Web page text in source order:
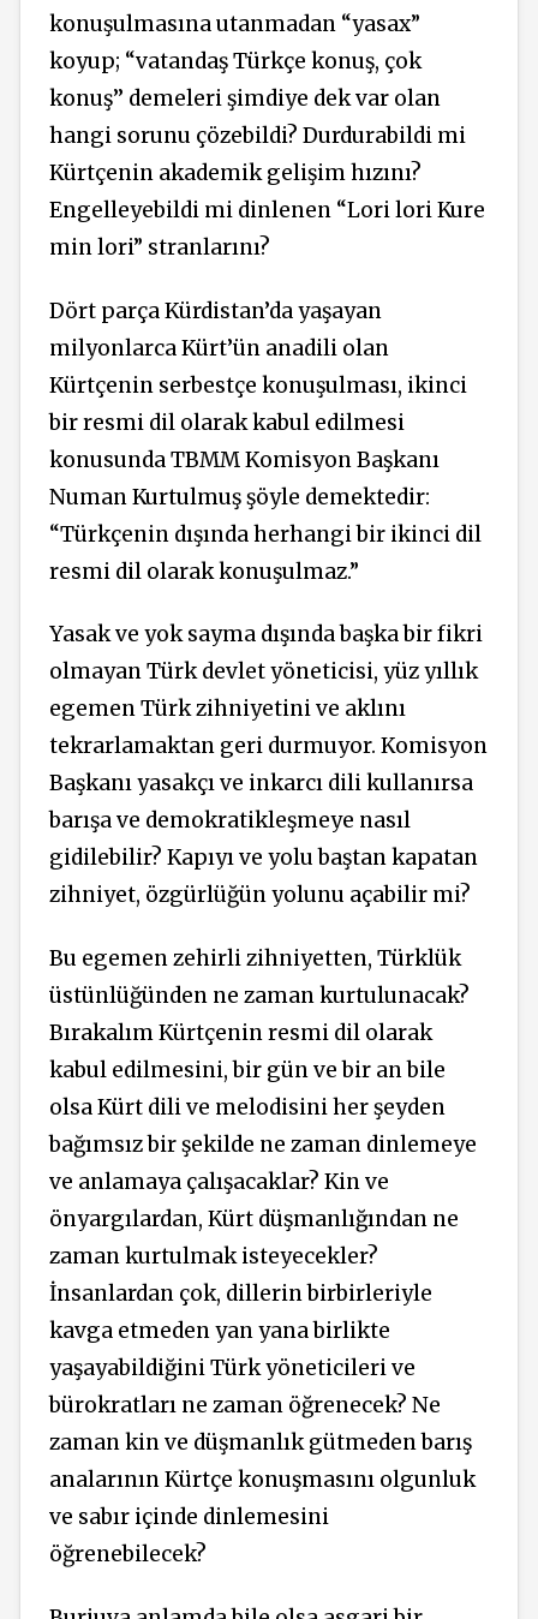
konuşulmasına utanmadan “yasax”
koyup; “vatandaş Türkçe konuş, çok
konuş’’ demeleri şimdiye dek var olan
hangi sorunu çözebildi? Durdurabildi mi
Kürtçenin akademik gelişim hızını?
Engelleyebildi mi dinlenen “Lori lori Kure
min lori” stranlarını?
Dört parça Kürdistan’da yaşayan
milyonlarca Kürt’ün anadili olan
Kürtçenin serbestçe konuşulması, ikinci
bir resmi dil olarak kabul edilmesi
konusunda TBMM Komisyon Başkanı
Numan Kurtulmuş şöyle demektedir:
“Türkçenin dışında herhangi bir ikinci dil
resmi dil olarak konuşulmaz.”
Yasak ve yok sayma dışında başka bir fikri
olmayan Türk devlet yöneticisi, yüz yıllık
egemen Türk zihniyetini ve aklını
tekrarlamaktan geri durmuyor. Komisyon
Başkanı yasakçı ve inkarcı dili kullanırsa
barışa ve demokratikleşmeye nasıl
gidilebilir? Kapıyı ve yolu baştan kapatan
zihniyet, özgürlüğün yolunu açabilir mi?
Bu egemen zehirli zihniyetten, Türklük
üstünlüğünden ne zaman kurtulunacak?
Bırakalım Kürtçenin resmi dil olarak
kabul edilmesini, bir gün ve bir an bile
olsa Kürt dili ve melodisini her şeyden
bağımsız bir şekilde ne zaman dinlemeye
ve anlamaya çalışacaklar? Kin ve
önyargılardan, Kürt düşmanlığından ne
zaman kurtulmak isteyecekler?
İnsanlardan çok, dillerin birbirleriyle
kavga etmeden yan yana birlikte
yaşayabildiğini Türk yöneticileri ve
bürokratları ne zaman öğrenecek? Ne
zaman kin ve düşmanlık gütmeden barış
analarının Kürtçe konuşmasını olgunluk
ve sabır içinde dinlemesini
öğrenebilecek?